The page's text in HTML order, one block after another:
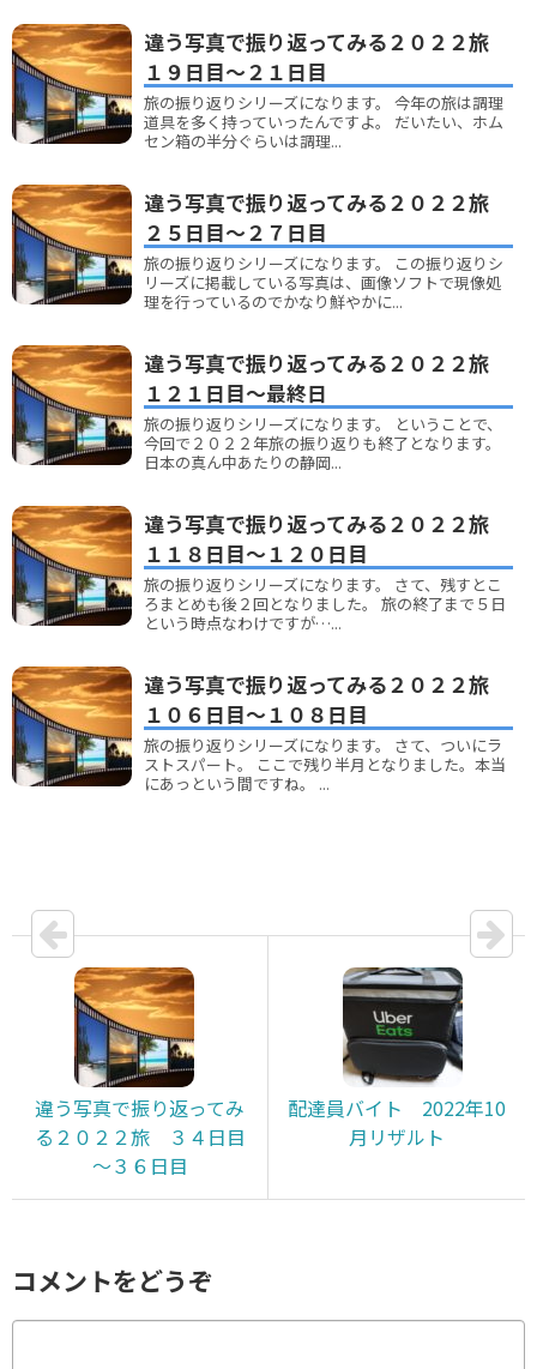
違う写真で振り返ってみる２０２２旅
１９日目～２１日目
旅の振り返りシリーズになります。 今年の旅は調理
道具を多く持っていったんですよ。 だいたい、ホム
セン箱の半分ぐらいは調理...
違う写真で振り返ってみる２０２２旅
２５日目～２７日目
旅の振り返りシリーズになります。 この振り返りシ
リーズに掲載している写真は、画像ソフトで現像処
理を行っているのでかなり鮮やかに...
違う写真で振り返ってみる２０２２旅
１２１日目～最終日
旅の振り返りシリーズになります。 ということで、
今回で２０２２年旅の振り返りも終了となります。
日本の真ん中あたりの静岡...
違う写真で振り返ってみる２０２２旅
１１８日目～１２０日目
旅の振り返りシリーズになります。 さて、残すとこ
ろまとめも後２回となりました。 旅の終了まで５日
という時点なわけですが…...
違う写真で振り返ってみる２０２２旅
１０６日目～１０８日目
旅の振り返りシリーズになります。 さて、ついにラ
ストスパート。 ここで残り半月となりました。本当
にあっという間ですね。 ...
違う写真で振り返ってみ
る２０２２旅 ３４日目
～３６日目
配達員バイト 2022年10
月リザルト
コメントをどうぞ